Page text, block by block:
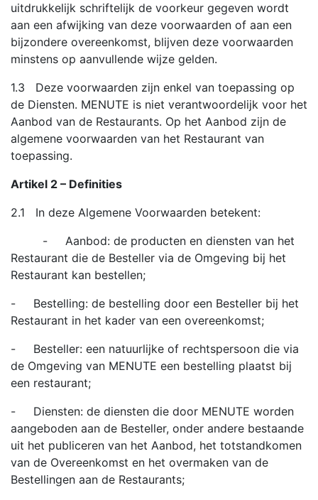
uitdrukkelijk schriftelijk de voorkeur gegeven wordt
aan een afwijking van deze voorwaarden of aan een
bijzondere overeenkomst, blijven deze voorwaarden
minstens op aanvullende wijze gelden.
1.3 Deze voorwaarden zijn enkel van toepassing op
de Diensten. MENUTE is niet verantwoordelijk voor het
Aanbod van de Restaurants. Op het Aanbod zijn de
algemene voorwaarden van het Restaurant van
toepassing.
Artikel 2 – Definities
2.1 In deze Algemene Voorwaarden betekent:
- Aanbod: de producten en diensten van het
Restaurant die de Besteller via de Omgeving bij het
Restaurant kan bestellen;
- Bestelling: de bestelling door een Besteller bij het
Restaurant in het kader van een overeenkomst;
- Besteller: een natuurlijke of rechtspersoon die via
de Omgeving van MENUTE een bestelling plaatst bij
een restaurant;
- Diensten: de diensten die door MENUTE worden
aangeboden aan de Besteller, onder andere bestaande
uit het publiceren van het Aanbod, het totstandkomen
van de Overeenkomst en het overmaken van de
Bestellingen aan de Restaurants;